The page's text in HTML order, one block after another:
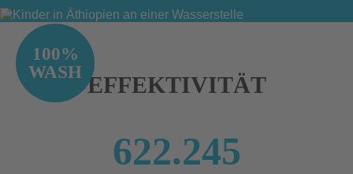
100%
WASH EFFEKTIVITÄT
622.245